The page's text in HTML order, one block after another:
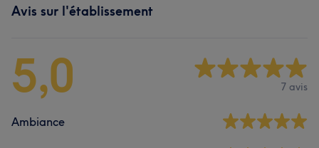
Avis sur l'établissement
5,0 7 avis
Ambiance